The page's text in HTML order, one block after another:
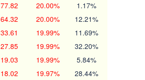
77.82 20.00% 1.17%
64.32 20.00% 12.21%
33.61 19.99% 11.69%
27.85 19.99% 32.20%
19.03 19.99% 5.84%
18.02 19.97% 28.44%